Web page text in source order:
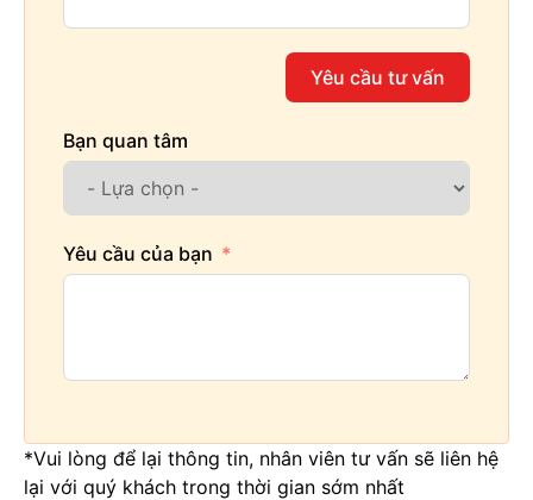
Yêu cầu tư vấn
Bạn quan tâm
Yêu cầu của bạn
*Vui lòng để lại thông tin, nhân viên tư vấn sẽ liên hệ
lại với quý khách trong thời gian sớm nhất